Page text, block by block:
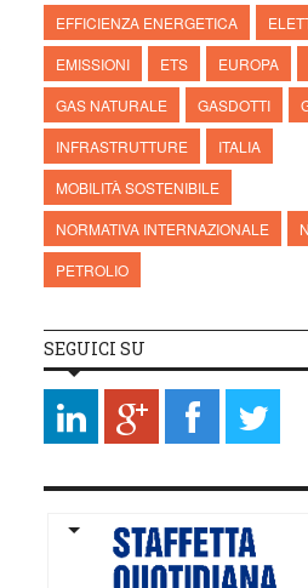
EFFICIENZA ENERGETICA
EMISSIONI
ETS EUROPA
GAS NATURALE
GASDOTTI
INFRASTRUTTURE
ITALIA
MOBILITÀ SOSTENIBILE
NORMATIVA INTERNAZIONALE
PETROLIO
SEGUICI SU